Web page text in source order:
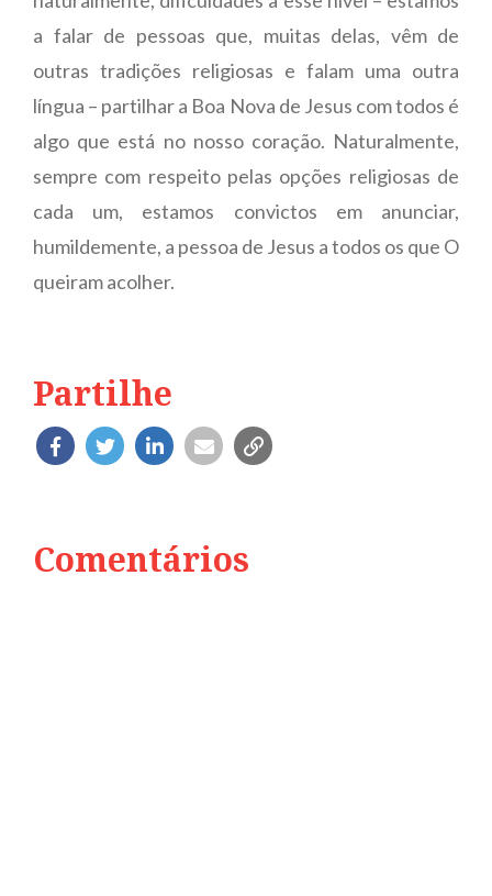
a falar de pessoas que, muitas delas, vêm de
outras tradições religiosas e falam uma outra
língua – partilhar a Boa Nova de Jesus com todos é
algo que está no nosso coração. Naturalmente,
sempre com respeito pelas opções religiosas de
cada um, estamos convictos em anunciar,
humildemente, a pessoa de Jesus a todos os que O
queiram acolher.
Partilhe
Comentários